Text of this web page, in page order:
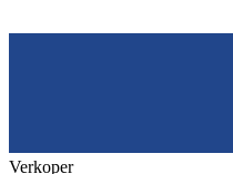
Verkoper